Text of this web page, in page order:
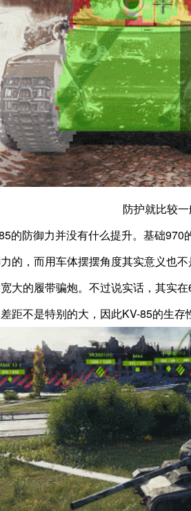
防护就比较
的防御力并没有什么提升。基础
的，而用车体摆摆角度其实意义也
大的履带骗炮。不过说实话，其实
距不是特别的大，因此KV-85的生存